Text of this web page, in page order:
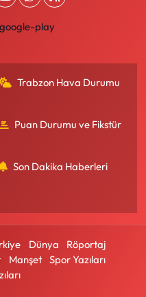
Trabzon Hava Durumu
Puan Durumu ve Fikstür
Son Dakika Haberleri
Dünya
Röportaj
Manşet
Spor Yazıları